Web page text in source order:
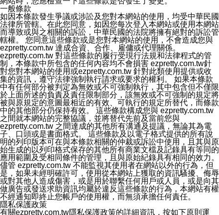
一般條款
如因本條款發生爭議或涉訟及您對本網站的使用，均受中華民國
法律所管轄。在此您同意，如因您每次登入本網站或使用本網站
而導致或與之相關的訴訟，中華民國的法院將擁有絕對的訴訟管
轄權。 您同意這些條款或是您對本網站的使用，不會造成您與
ezpretty.com.tw 達成合資、合作、雇傭或代理關係。
ezpretty.com.tw 對這些條款的履行受現行法規和法律程式的管
制，本條款中所包含的任何內容均不會損害 ezpretty.com.tw針
對您對本網站的使用或ezpretty.com.tw 針對此類使用提供或收
集的資訊，遵守法律強制執行請求或要求的權利。 如果本條款
中有任何部分被判定為無效或不可強制執行，其中包含但不僅限
於上面所述的負責及責任限制部分，該無效或不可強制的規定將
被與原規定的意圖最相近的有效、可執行的規定所替代，而條款
中的其他部分仍保持有效。 這些條款構成您與 ezpretty.com.tw
之間就本網站的完整協議，並將替代先前及當前您與
ezpretty.com.tw 之間達成的其他所有溝通及提議，無論其為電
子、口頭或是書面格式。 這些條款及以電子格式提供的所有說
明的列印版本可在與本條款相關的仲裁或訴訟中使用，且其與原
始生成的以列印格式保存的其他所有商業文檔及記錄具有等同的
應用範圍及受相同條件的管理，且與原始紀錄具有相同的效力。
儘管 ezpretty.com.tw 不能監視其使用者在網站以外的行為，但
是，如果未經明確許可，使用從本網站上獲取的資訊騷擾、侮辱
或對其他人造成傷害，或是用於聯繫任何用戶或人員，或是向其
做廣告或發送求助資訊均屬於違反這些條款的行為，本網站有權
不經通知即終止您帳戶的使用權，而無須承擔任何責任。
隱私保護政策
有關ezpretty.com.tw隱私保護政策的詳細資訊，按如下原則運